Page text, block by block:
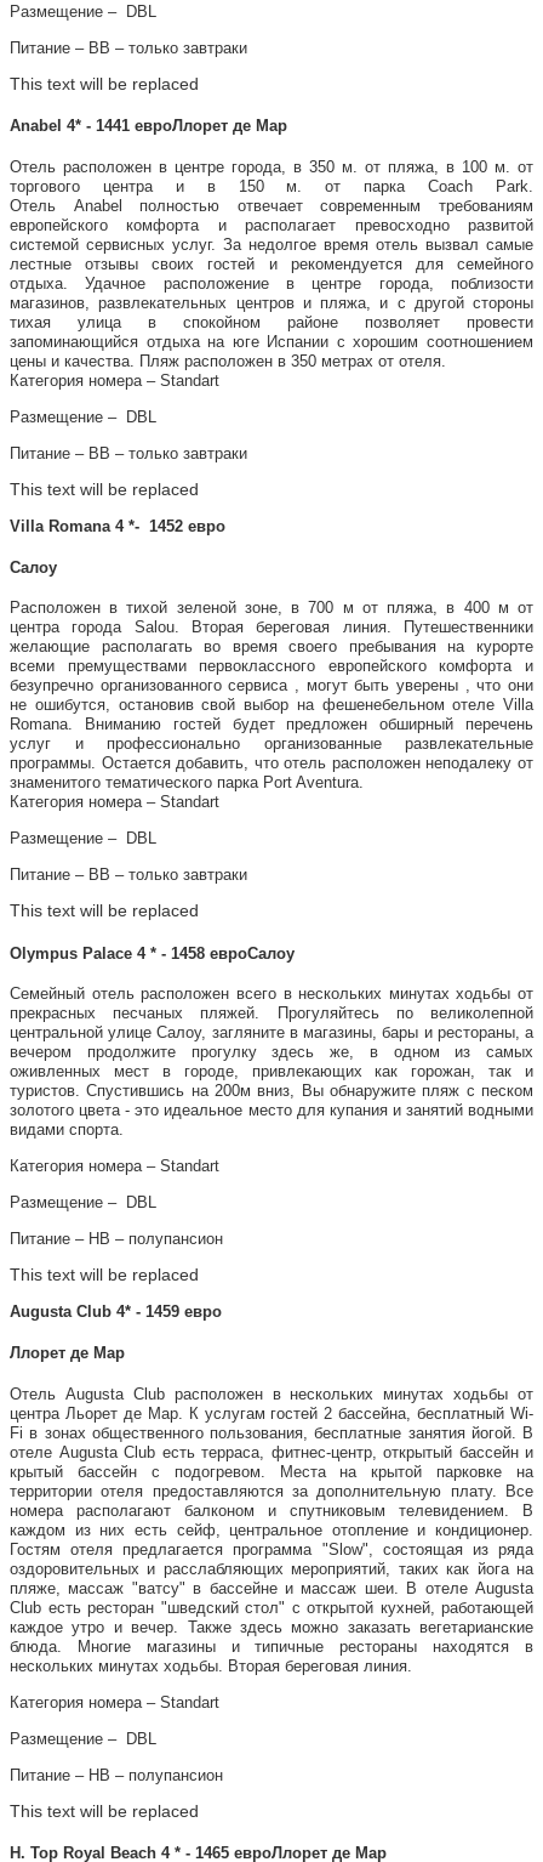
Размещение – DBL
Питание – ВВ – только завтраки
This text will be replaced
Anabel 4* - 1441 евроЛлорет де Мар
Отель расположен в центре города, в 350 м. от пляжа, в 100 м. от
торгового центра и в 150 м. от парка Coach Park.
Отель Anabel полностью отвечает современным требованиям
европейского комфорта и располагает превосходно развитой
системой сервисных услуг. За недолгое время отель вызвал самые
лестные отзывы своих гостей и рекомендуется для семейного
отдыха. Удачное расположение в центре города, поблизости
магазинов, развлекательных центров и пляжа, и с другой стороны
тихая улица в спокойном районе позволяет провести
запоминающийся отдыха на юге Испании с хорошим соотношением
цены и качества. Пляж расположен в 350 метрах от отеля.
Категория номера – Standart
Размещение – DBL
Питание – ВВ – только завтраки
This text will be replaced
Villa Romana 4 *- 1452 евро
Салоу
Расположен в тихой зеленой зоне, в 700 м от пляжа, в 400 м от
центра города Salou. Вторая береговая линия. Путешественники
желающие располагать во время своего пребывания на курорте
всеми премуществами первоклассного европейского комфорта и
безупречно организованного сервиса , могут быть уверены , что они
не ошибутся, остановив свой выбор на фешенебельном отеле Villa
Romana. Вниманию гостей будет предложен обширный перечень
услуг и профессионально организованные развлекательные
программы. Остается добавить, что отель расположен неподалеку от
знаменитого тематического парка Port Aventura.
Категория номера – Standart
Размещение – DBL
Питание – ВВ – только завтраки
This text will be replaced
Olympus Palace 4 * - 1458 евроСалоу
Семейный отель расположен всего в нескольких минутах ходьбы от
прекрасных песчаных пляжей. Прогуляйтесь по великолепной
центральной улице Салоу, загляните в магазины, бары и рестораны, а
вечером продолжите прогулку здесь же, в одном из самых
оживленных мест в городе, привлекающих как горожан, так и
туристов. Спустившись на 200м вниз, Вы обнаружите пляж с песком
золотого цвета - это идеальное место для купания и занятий водными
видами спорта.
Категория номера – Standart
Размещение – DBL
Питание – НВ – полупансион
This text will be replaced
Augusta Club 4* - 1459 евро
Ллорет де Мар
Отель Augusta Club расположен в нескольких минутах ходьбы от
центра Льорет де Мар. К услугам гостей 2 бассейна, бесплатный Wi-
Fi в зонах общественного пользования, бесплатные занятия йогой. В
отеле Augusta Club есть терраса, фитнес-центр, открытый бассейн и
крытый бассейн с подогревом. Места на крытой парковке на
территории отеля предоставляются за дополнительную плату. Все
номера располагают балконом и спутниковым телевидением. В
каждом из них есть сейф, центральное отопление и кондиционер.
Гостям отеля предлагается программа "Slow", состоящая из ряда
оздоровительных и расслабляющих мероприятий, таких как йога на
пляже, массаж "ватсу" в бассейне и массаж шеи. В отеле Augusta
Club есть ресторан "шведский стол" с открытой кухней, работающей
каждое утро и вечер. Также здесь можно заказать вегетарианские
блюда. Многие магазины и типичные рестораны находятся в
нескольких минутах ходьбы. Вторая береговая линия.
Категория номера – Standart
Размещение – DBL
Питание – НВ – полупансион
This text will be replaced
H. Top Royal Beach 4 * - 1465 евроЛлорет де Мар